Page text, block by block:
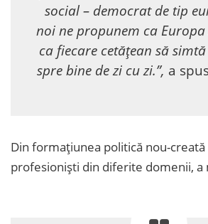
social – democrat de tip
noi ne propunem ca Europa
ca fiecare cetățean să
spre bine de zi cu zi.”, a
Din formațiunea politică nou-
profesioniști din diferite domenii, a